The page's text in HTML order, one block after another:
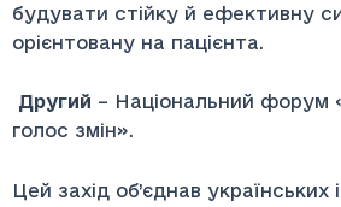
будувати стійку й ефективну
орієнтовану на пацієнта.
Другий – Національний форум
голос змін».
Цей захід об’єднав українських